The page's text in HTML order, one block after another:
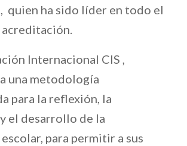
quien ha sido líder en todo el
Internacional CIS ,
una metodología
para la reflexión, la
el desarrollo de la
para permitir a sus